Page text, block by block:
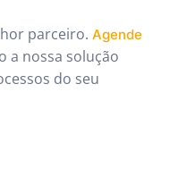
parceiro. Agende
a nossa solução
do seu